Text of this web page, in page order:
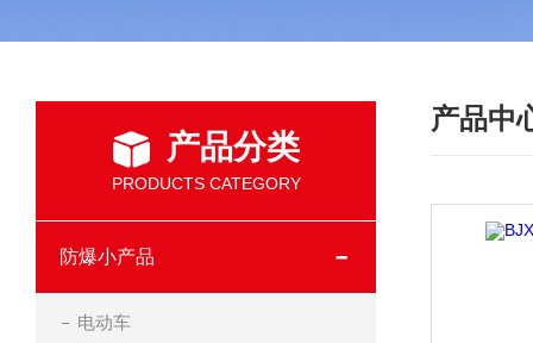
产品分类
PRODUCTS CATEGORY
防爆小产品
电动车
产品中